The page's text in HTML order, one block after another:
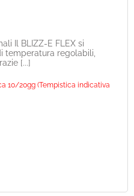
Il BLIZZ-E FLEX si
temperatura regolabili,
[...]
10/20gg (Tempistica indicativa